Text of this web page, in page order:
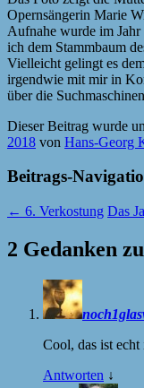
Opernsängerin Marie
Aufnahe wurde im
ich dem Stammbaum
Vielleicht gelingt es
irgendwie mit mir in
über die
Dieser Beitrag wurde
2018 von Hans-Georg
Beitrags-
← 6. Verkostung Das
2 Gedanken
Cool, das ist echt
Antworten ↓